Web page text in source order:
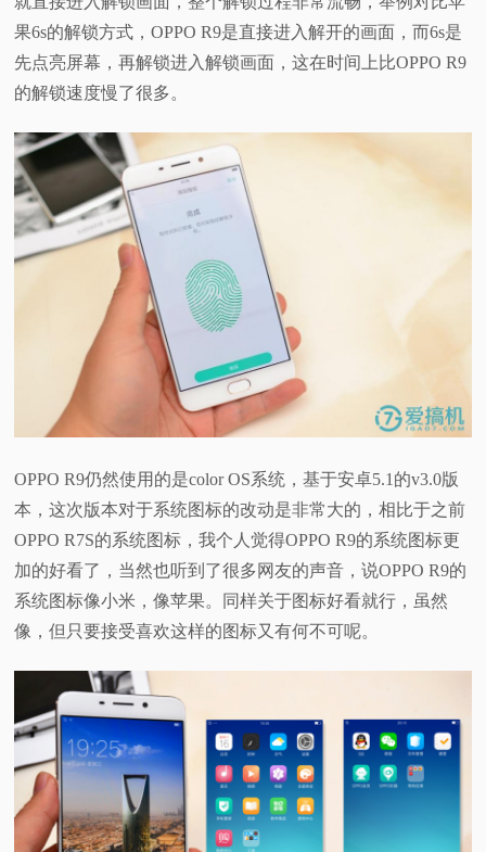
果6s的解锁方式，OPPO R9是直接进入解开的画面，而6s是
先点亮屏幕，再解锁进入解锁画面，这在时间上比OPPO R9
的解锁速度慢了很多。
OPPO R9仍然使用的是color OS系统，基于安卓5.1的v3.0版
本，这次版本对于系统图标的改动是非常大的，相比于之前
OPPO R7S的系统图标，我个人觉得OPPO R9的系统图标更
加的好看了，当然也听到了很多网友的声音，说OPPO R9的
系统图标像小米，像苹果。同样关于图标好看就行，虽然
像，但只要接受喜欢这样的图标又有何不可呢。